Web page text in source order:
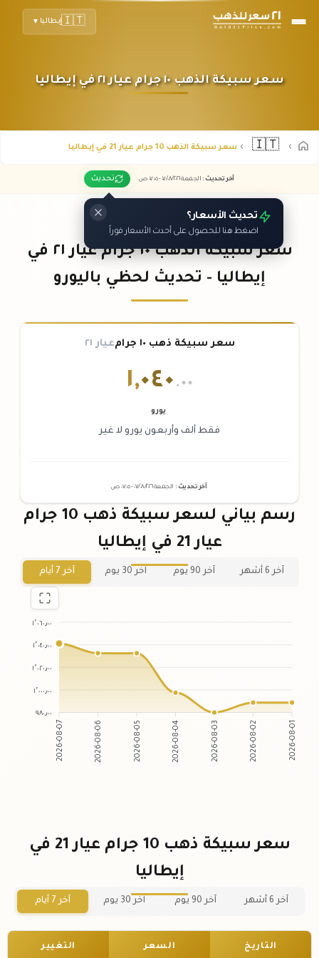
🇮🇹إيطاليا ▼
سعر سبيكة الذهب ١٠ جرام عيار ٢١ في إيطاليا
🇮🇹 سعر سبيكة الذهب 10 جرام عيار 21 في إيطاليا
آخر تحديث : الجمعة ٠٧ /٠٨/٢٠٢٦ - ٠٧:٠٥ ص تحديث
تحديث الأسعار؟
اضغط هنا للحصول على أحدث الأسعار فوراً
سعر سبيكة الذهب ١٠ جرام عيار ٢١ في
إيطاليا - تحديث لحظي باليورو
سعر سبيكة ذهب ١٠ جرام عيار ٢١
١,٠٤٠ .٠٠
يورو
فقط ألف وأربعون يورو لا غير
آخر تحديث : الجمعة ٠٧ /٠٨/٢٠٢٦ - ٠٧:٠٥ ص
رسم بياني لسعر سبيكة ذهب 10 جرام
عيار 21 في إيطاليا
آخر 6 أشهر آخر 90 يوم آخر 30 يوم آخر 7 أيام
١٬٠٦٠٫٠٠
١٬٠٤٠٫٠٠
١٬٠٢٠٫٠٠
١٬٠٠٠٫٠٠
٩٨٠٫٠٠
2026-08-07 2026-08-06 2026-08-05 2026-08-04 2026-08-03 2026-08-02 2026-08-01
سعر سبيكة ذهب 10 جرام عيار 21 في
إيطاليا
آخر 6 أشهر آخر 90 يوم آخر 30 يوم آخر 7 أيام
التاريخ السعر التغيير